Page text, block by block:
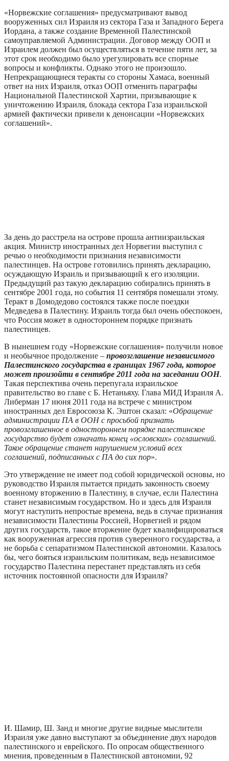
«Норвежские соглашения» предусматривают вывод
вооруженных сил Израиля из сектора Газа и Западного Берега
Иордана, а также создание Временной Палестинской
самоуправляемой Администрации. Договор между ООП и
Израилем должен был осуществляться в течение пяти лет, за
этот срок необходимо было урегулировать все спорные
вопросы и конфликты. Однако этого не произошло.
Непрекращающиеся теракты со стороны Хамаса, военный
ответ на них Израиля, отказ ООП отменить параграфы
Национальной Палестинской Хартии, призывающие к
уничтожению Израиля, блокада сектора Газа израильской
армией фактически привели к денонсации «Норвежских
соглашений».
За день до расстрела на острове прошла антиизраильская
акция. Министр иностранных дел Норвегии выступил с
речью о необходимости признания независимости
палестинцев. На острове готовились принять декларацию,
осуждающую Израиль и призывающий к его изоляции.
Предыдущий раз такую декларацию собирались принять в
сентябре 2001 года, но события 11 сентября помешали этому.
Теракт в Домодедово состоялся также после поездки
Медведева в Палестину. Израиль тогда был очень обеспокоен,
что Россия может в одностороннем порядке признать
палестинцев.
В нынешнем году «Норвежские соглашения» получили новое
и необычное продолжение – провозглашение независимого
Палестинского государства в границах 1967 года, которое
может произойти в сентябре 2011 года на заседании ООН.
Такая перспектива очень перепугала израильское
правительство во главе с Б. Нетаньяху. Глава МИД Израиля А.
Либерман 17 июня 2011 года на встрече с министром
иностранных дел Евросоюза К. Эштон сказал: «Обращение
администрации ПА в ООН с просьбой признать
провозглашенное в одностороннем порядке палестинское
государство будет означать конец «ословских» соглашений.
Такое обращение станет нарушением условий всех
соглашений, подписанных с ПА до сих пор».
Это утверждение не имеет под собой юридической основы, но
руководство Израиля пытается придать законность своему
военному вторжению в Палестину, в случае, если Палестина
станет независимым государством. Но и здесь для Израиля
могут наступить непростые времена, ведь в случае признания
независимости Палестины Россией, Норвегией и рядом
других государств, такое вторжение будет квалифицироваться
как вооруженная агрессия против суверенного государства, а
не борьба с сепаратизмом Палестинской автономии. Казалось
бы, чего бояться израильским политикам, ведь независимое
государство Палестина перестанет представлять из себя
источник постоянной опасности для Израиля?
И. Шамир, Ш. Занд и многие другие видные мыслители
Израиля уже давно выступают за объединение двух народов
палестинского и еврейского. По опросам общественного
мнения, проведенным в Палестинской автономии, 92